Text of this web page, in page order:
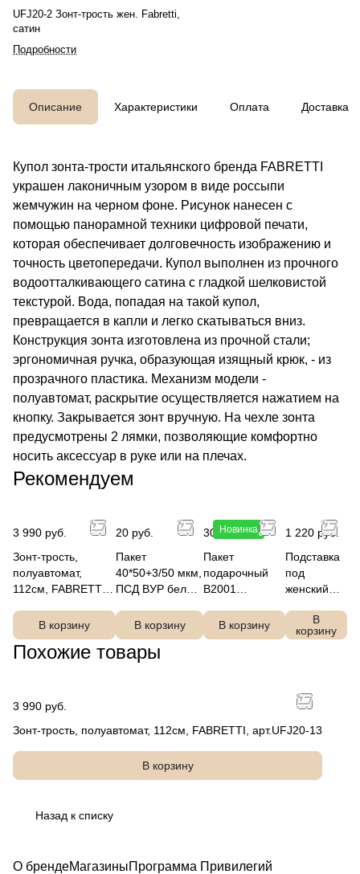
UFJ20-2 Зонт-трость жен. Fabretti,
сатин
Подробности
Описание Характеристики Оплата Доставка
Купол зонта-трости итальянского бренда FABRETTI
украшен лаконичным узором в виде россыпи
жемчужин на черном фоне. Рисунок нанесен с
помощью панорамной техники цифровой печати,
которая обеспечивает долговечность изображению и
точность цветопередачи. Купол выполнен из прочного
водоотталкивающего сатина с гладкой шелковистой
текстурой. Вода, попадая на такой купол,
превращается в капли и легко скатываться вниз.
Конструкция зонта изготовлена из прочной стали;
эргономичная ручка, образующая изящный крюк, - из
прозрачного пластика. Механизм модели -
полуавтомат, раскрытие осуществляется нажатием на
кнопку. Закрывается зонт вручную. На чехле зонта
предусмотрены 2 лямки, позволяющие комфортно
носить аксессуар в руке или на плечах.
Рекомендуем
3 990 руб.
Зонт-трость,
полуавтомат,
112см, FABRETTI,
В корзину
20 руб.
Пакет
40*50+3/50 мкм,
ПСД ВУР белый
В корзину
Новинка
300 руб.
Пакет
подарочный
B2001
FABRETTI
В корзину
1 220 руб.
Подставка
под
женский
В
корзину
Похожие товары
3 990 руб.
Зонт-трость, полуавтомат, 112см, FABRETTI, арт.UFJ20-13
В корзину
Назад к списку
О брендеМагазиныПрограмма Привилегий